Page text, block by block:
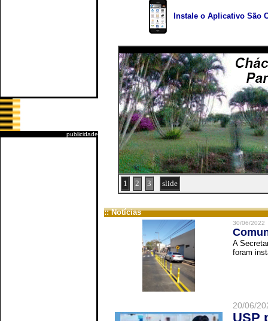
publicidade
Instale o Aplicativo São
1 2 3 slide
:: Notícias
30/06/2022
A
foram
20/06/
USP